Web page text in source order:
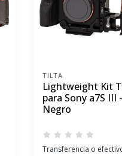
TILTA
Lightweight Kit
para Sony a7S III -
Negro
Transferencia o